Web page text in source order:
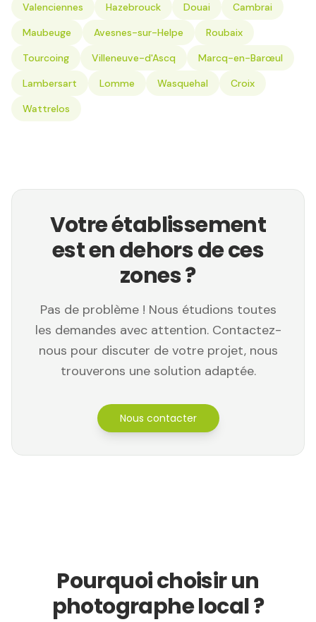
Valenciennes
Hazebrouck Douai
Cambrai
Maubeuge
Avesnes-sur-Helpe
Roubaix
Tourcoing
Villeneuve-d'Ascq
Marcq-en-Barœul
Lambersart
Lomme Wasquehal
Croix
Wattrelos
Votre établissement
est en dehors de ces
zones ?
Pas de problème ! Nous étudions toutes
les demandes avec attention. Contactez-
nous pour discuter de votre projet, nous
trouverons une solution adaptée.
Nous contacter
Pourquoi choisir un
photographe local ?